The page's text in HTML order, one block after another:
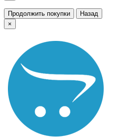
Продолжить покупки
Назад
×